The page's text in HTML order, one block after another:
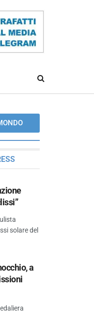
solare del
a